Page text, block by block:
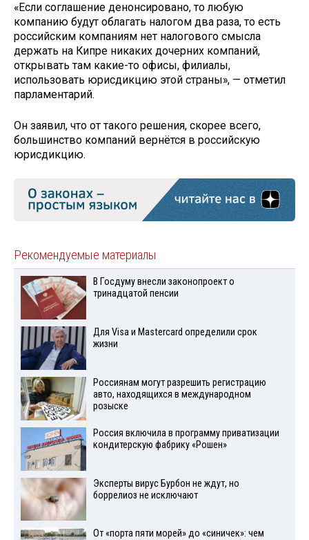
«Если соглашение денонсировано, то любую
компанию будут облагать налогом два раза, то есть
российским компаниям нет налогового смысла
держать на Кипре никаких дочерних компаний,
открывать там какие-то офисы, филиалы,
использовать юрисдикцию этой страны», — отметил
парламентарий.
Он заявил, что от такого решения, скорее всего,
большинство компаний вернётся в российскую
юрисдикцию.
Рекомендуемые материалы
В Госдуму внесли законопроект о
тринадцатой пенсии
Для Visа и Mastercard определили срок
жизни
Россиянам могут разрешить регистрацию
авто, находящихся в международном
розыске
Россия включила в программу приватизации
кондитерскую фабрику «Рошен»
Эксперты вирус Бурбон не ждут, но
боррелиоз не исключают
От «порта пяти морей» до «синичек»: чем